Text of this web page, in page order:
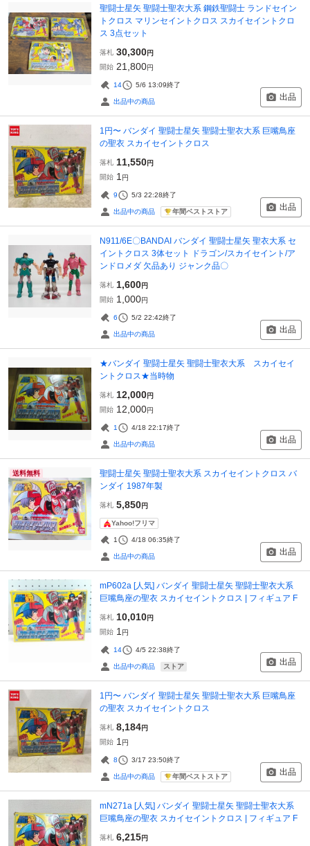
聖闘士星矢 聖闘士聖衣大系 鋼鉄聖闘士 ランドセイン
トクロス マリンセイントクロス スカイセイントクロ
ス 3点セット
落札 30,300円
開始 21,800円
14 5/6 13:09終了
出品中の商品 出品
1円〜 バンダイ 聖闘士星矢 聖闘士聖衣大系 巨嘴鳥座
の聖衣 スカイセイントクロス
落札 11,550円
開始 1 円
9 5/3 22:28終了
出品中の商品 年間ベストストア 出品
N911/6E〇BANDAI バンダイ 聖闘士星矢 聖衣大系 セ
イントクロス 3体セット ドラゴン/スカイセイント/ア
ンドロメダ 欠品あり ジャンク品〇
落札 1,600円
開始 1,000円
6 5/2 22:42終了
出品中の商品 出品
★バンダイ 聖闘士星矢 聖闘士聖衣大系 スカイセイ
ントクロス★当時物
落札 12,000円
開始 12,000円
1 4/18 22:17終了
出品中の商品 出品
送料無料
聖闘士星矢 聖闘士聖衣大系 スカイセイントクロス バ
ンダイ 1987年製
落札 5,850円
Yahoo!フリマ
1 4/18 06:35終了
出品中の商品 出品
mP602a [人気] バンダイ 聖闘士星矢 聖闘士聖衣大系
巨嘴鳥座の聖衣 スカイセイントクロス | フィギュア F
落札 10,010円
開始 1 円
14 4/5 22:38終了
出品中の商品 ストア 出品
1円〜 バンダイ 聖闘士星矢 聖闘士聖衣大系 巨嘴鳥座
の聖衣 スカイセイントクロス
落札 8,184円
開始 1 円
8 3/17 23:50終了
出品中の商品 年間ベストストア 出品
mN271a [人気] バンダイ 聖闘士星矢 聖闘士聖衣大系
巨嘴鳥座の聖衣 スカイセイントクロス | フィギュア F
落札 6,215円